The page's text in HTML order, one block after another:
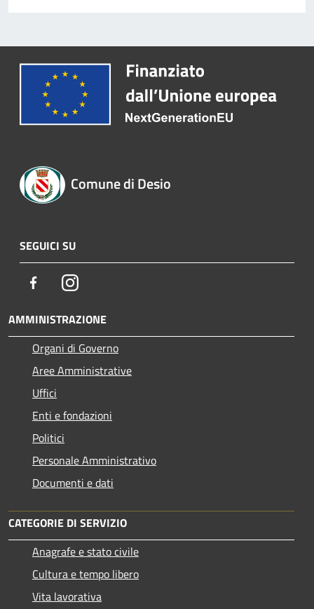
Comune di Desio
SEGUICI SU
FacebookInstagram
AMMINISTRAZIONE
Organi di Governo
Aree Amministrative
Uffici
Enti e fondazioni
Politici
Personale Amministrativo
Documenti e dati
CATEGORIE DI SERVIZIO
Anagrafe e stato civile
Cultura e tempo libero
Vita lavorativa